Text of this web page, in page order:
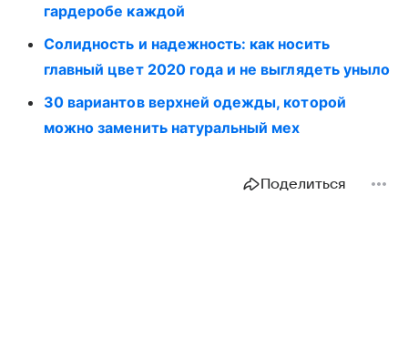
гардеробе каждой
Солидность и надежность: как носить
главный цвет 2020 года и не выглядеть уныло
30 вариантов верхней одежды, которой
можно заменить натуральный мех
Поделиться